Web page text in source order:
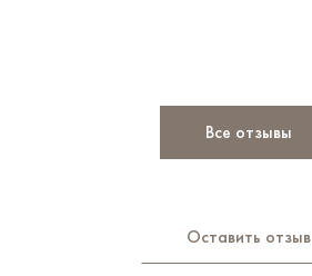
Все отзывы
Оставить отзыв